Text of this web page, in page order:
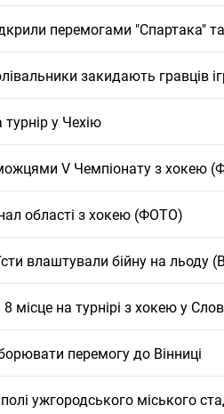
перемогами "Спартака"
закидають гравців
турнір у Чехію
V Чемпіонату з хокею
області з хокею (ФОТО)
влаштували бійну на льоду
місце на турнірі з хокею у
перемогу до Вінниці
ужгородського міського